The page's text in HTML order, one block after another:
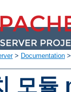
> Documentation >
모